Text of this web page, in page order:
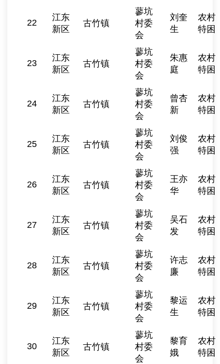
22
江东
新区
古竹镇
蓼坑
村委
会
刘奎
生
农村
特困
23
江东
新区
古竹镇
蓼坑
村委
会
朱惠
庭
农村
特困
24
江东
新区
古竹镇
蓼坑
村委
会
曾杏
新
农村
特困
25
江东
新区
古竹镇
蓼坑
村委
会
刘俊
强
农村
特困
26
江东
新区
古竹镇
蓼坑
村委
会
王亦
华
农村
特困
27
江东
新区
古竹镇
蓼坑
村委
会
吴石
发
农村
特困
28
江东
新区
古竹镇
蓼坑
村委
会
许志
廉
农村
特困
29
江东
新区
古竹镇
蓼坑
村委
会
黎运
生
农村
特困
30
江东
新区
古竹镇
蓼坑
村委
会
黎育
娥
农村
特困